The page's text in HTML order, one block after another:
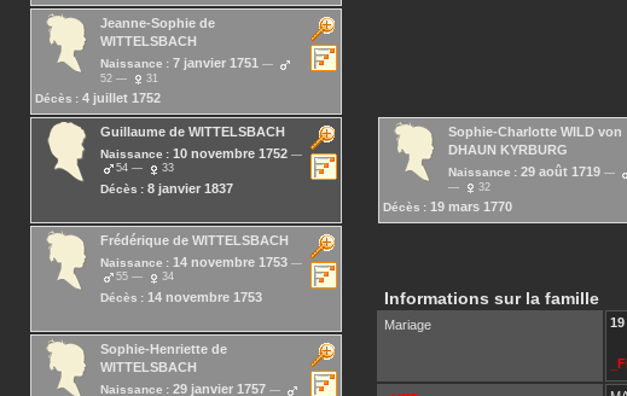
Jeanne-Sophie de
WITTELSBACH
Naissance : 7 janvier 1751
52 31
Décès : 4 juillet 1752
Guillaume de WITTELSBACH
Naissance : 10 novembre 1752
54 33
Décès : 8 janvier 1837
Frédérique de WITTELSBACH
Naissance : 14 novembre 1753
55 34
Décès : 14 novembre 1753
Sophie-Henriette de
WITTELSBACH
Naissance : 29 janvier 1757
Sophie-Charlotte WILD von
DHAUN KYRBURG
Naissance : 29 août 1719
32
Décès : 19 mars 1770
Informations sur la famille
Mariage